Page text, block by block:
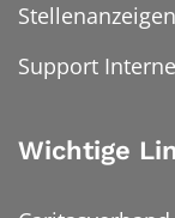
Stellenanzeigen
Support
Wichtige